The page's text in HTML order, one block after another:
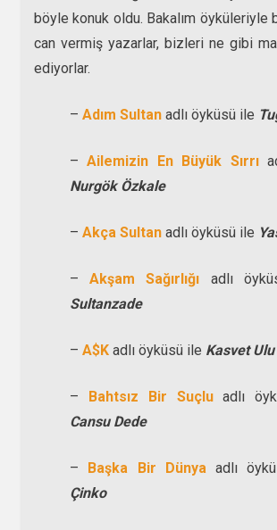
böyle konuk oldu. Bakalım öyküleriyle
can vermiş yazarlar, bizleri ne gibi
ediyorlar.
– Adım Sultan adlı öyküsü ile
–Ailemizin En Büyük Sırrı
Nurgök Özkale
– Akça Sultan adlı öyküsü ile
–Akşam Sağırlığı adlı
Sultanzade
– A$K adlı öyküsü ile Kasvet Ulu
– Bahtsız Bir Suçluadlı
Cansu Dede
– Başka Bir Dünyaadlı
Çinko